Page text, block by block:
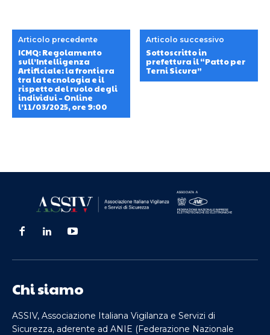
Articolo precedente
ICMQ: Regolamento
sull’Intelligenza
Artificiale: la frontiera
tra la tecnologia e il
rispetto del ruolo degli
individui – Online
l’11/03/2025, ore 9:00
Articolo successivo
Sottoscritto in
prefettura il “Patto per
Terni Sicura”
Chi siamo
ASSIV, Associazione Italiana Vigilanza e Servizi di
Sicurezza, aderente ad ANIE (Federazione Nazionale